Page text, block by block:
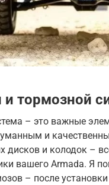
и тормозной
– это важные
и
дисков и колодок –
вашего Armada. Я
– после